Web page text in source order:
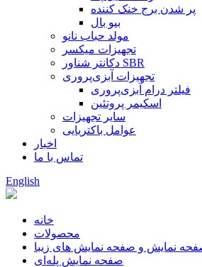
پر شدن برج خنک کننده
بیو بال
مولد حباب نانو
تجهیزات میکسر
دکانتر شناور SBR
تجهیزات آبزی‌پروری
فیلتر درام آبزی‌پروری
اسکیمر پروتئین
سایر تجهیزات
عوامل باکتریایی
اخبار
تماس با ما
English
خانه
محصولات
نمایش و صفحه نمایش های زیبا
صفحه نمایش پله‌ای